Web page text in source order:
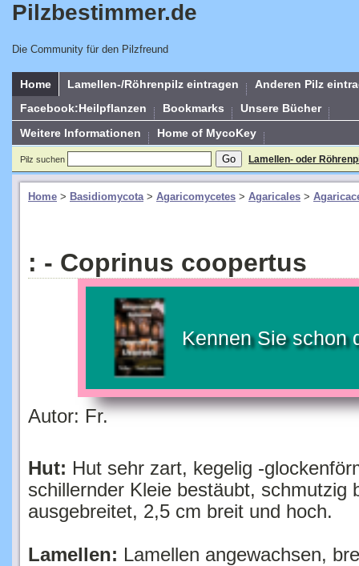
Pilzbestimmer.de
Die Community für den Pilzfreund
Home Lamellen-/Röhrenpilz eintragen
Anderen Pilz
Facebook:Heilpflanzen
Bookmarks
Unsere Bücher
Weitere Informationen
Home of MycoKey
Pilz suchen Lamellen- oder
Home > Basidiomycota> Agaricomycetes > Agaricales >
: - Coprinus coopertus
Kennen Sie schon
Autor: Fr.
Hut: Hut sehr zart, kegelig -
schillernder Kleie bestäubt, schmutzig
ausgebreitet, 2,5 cm breit und hoch.
Lamellen: Lamellen angewachsen,